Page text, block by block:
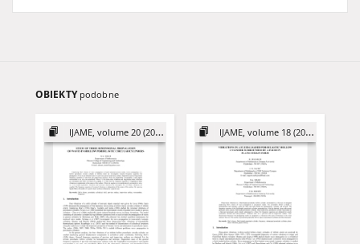
OBIEKTY podobne
IJAME, volume 20 (2015) IJAME, volume 18 (2013)